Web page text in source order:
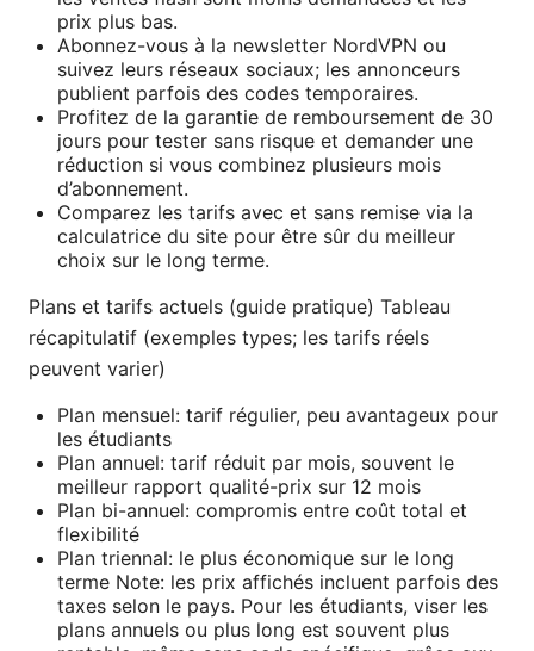
prix plus bas.
Abonnez-vous à la newsletter NordVPN ou
suivez leurs réseaux sociaux; les annonceurs
publient parfois des codes temporaires.
Profitez de la garantie de remboursement de 30
jours pour tester sans risque et demander une
réduction si vous combinez plusieurs mois
d’abonnement.
Comparez les tarifs avec et sans remise via la
calculatrice du site pour être sûr du meilleur
choix sur le long terme.
Plans et tarifs actuels (guide pratique) Tableau
récapitulatif (exemples types; les tarifs réels
peuvent varier)
Plan mensuel: tarif régulier, peu avantageux pour
les étudiants
Plan annuel: tarif réduit par mois, souvent le
meilleur rapport qualité-prix sur 12 mois
Plan bi-annuel: compromis entre coût total et
flexibilité
Plan triennal: le plus économique sur le long
terme Note: les prix affichés incluent parfois des
taxes selon le pays. Pour les étudiants, viser les
plans annuels ou plus long est souvent plus